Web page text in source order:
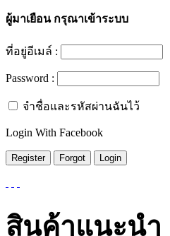
ผู้มาเยือนกรุณาเข้าระบบ
ที่อยู่อีเมล์ :
Password :
จำชื่อและรหัสผ่านฉันไว้
Login With Facebook
สินค้าแนะนำ